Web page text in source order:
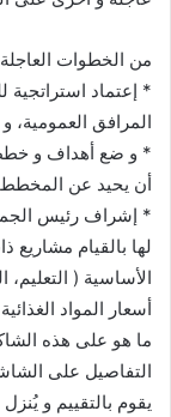
من الخطوات
* إعتماد استراتجية
المرافق العمومية،
* و ضع أهداف و
أن يحيد عن
* إشراف رئيس
لها بالقيام
الأساسية ( التعليم،
أسعار المواد
ما هو على هذه
التفاصيل على
يقوم بالتقييم و